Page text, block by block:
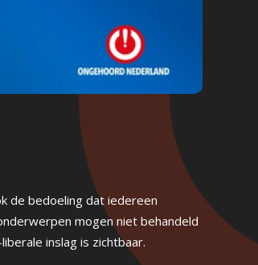
de bedoeling dat iedereen
mogen niet behandeld
inslag is zichtbaar.